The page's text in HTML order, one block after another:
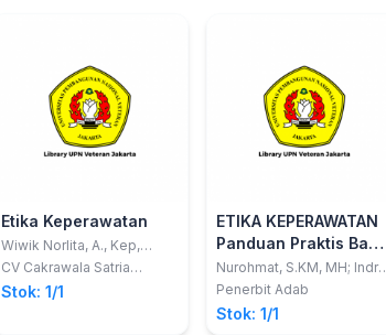
Etika Keperawatan
Wiwik Norlita, A., Kep,
M.Kes.; Ns. Isnaniar, M.Kep.
CV Cakrawala Satria
Mandiri
Stok: 1/1
ETIKA KEPERAWATAN
Panduan Praktis Bagi
Perawat dan
Mahasiswa
Keperawatan Dalam
Bertindak dan
Nurohmat, S.KM, MH; Indra
Ruswadi, S.Kep., Ns., MPH,
Penerbit Adab
Stok: 1/1